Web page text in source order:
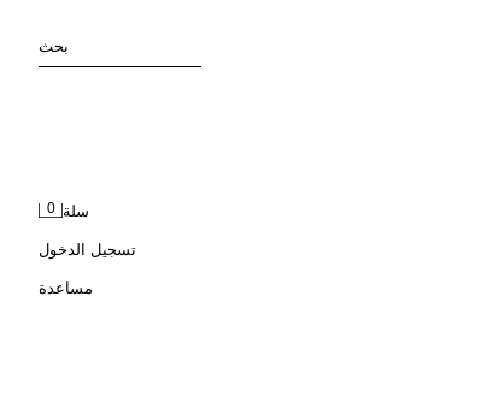
بحث
سلة 0
تسجيل الدخول
مساعدة